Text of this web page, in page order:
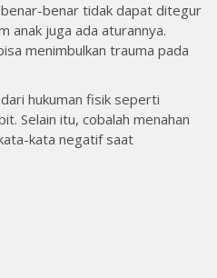
benar-benar tidak dapat ditegur
anak juga ada aturannya.
menimbulkan trauma pada
hukuman fisik seperti
Selain itu, cobalah menahan
kata negatif saat